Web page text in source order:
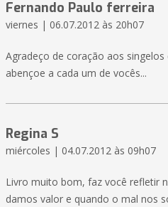
Fernando Paulo ferreira
viernes | 06.07.2012 às 20h07
Agradeço de coração aos
abençoe a cada um de vocês...
Regina S
miércoles | 04.07.2012 às 09h07
Livro muito bom, faz você refletir
damos valor e quando o mal nos